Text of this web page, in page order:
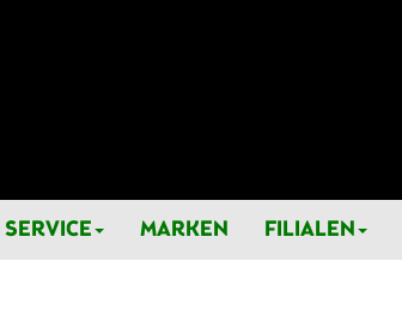
SERVICE MARKEN FILIALEN